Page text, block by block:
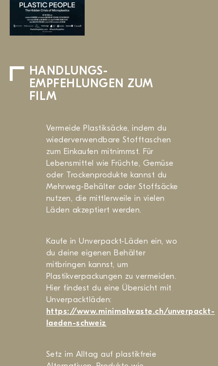
HANDLUNGS­
EMPFEHLUNGEN ZUM
FILM
Vermeide Plastiksäcke, indem du
wiederverwendbare Stofftaschen
zum Einkaufen mitnimmst. Für
Lebensmittel wie Früchte, Gemüse
oder Trockenprodukte kannst du
Mehrweg-Behälter oder Stoffsäcke
nutzen, die mittlerweile in vielen
Läden akzeptiert werden.
Kaufe in Unverpackt-Läden ein, wo
du deine eigenen Behälter
mitbringen kannst, um
Plastikverpackungen zu vermeiden.
Hier findest du eine Übersicht mit
Unverpacktläden:
https://www.minimalwaste.ch/unverpackt-
laeden-schweiz
Setz im Alltag auf plastikfreie